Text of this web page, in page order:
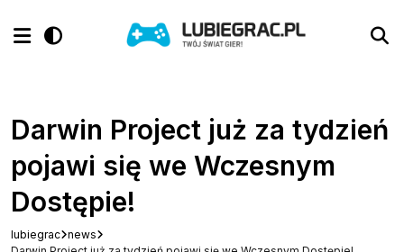
Darwin Project już za tydzień
pojawi się we Wczesnym
Dostępie!
lubiegrac news